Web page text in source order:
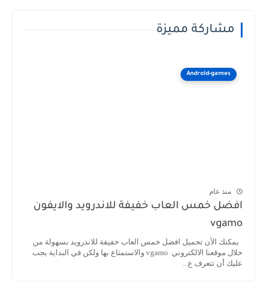
مشاركة مميزة
Android-games
منذ عام
افضل خمس العاب خفيفة للاندرويد والايفون
vgamo
يمكنك الأن تحميل افضل خمس العاب خفيفة للاندرويد بسهولة من
خلال موقعنا الالكتروني vgamo والاستمتاع بها ولكن في البداية يجب
عليك أن تتعرف ع...